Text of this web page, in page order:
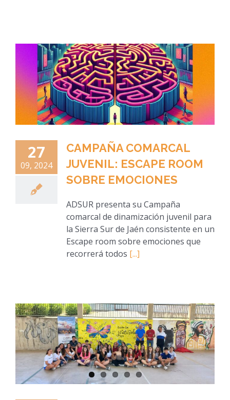
27
09, 2024
CAMPAÑA COMARCAL
JUVENIL: ESCAPE ROOM
SOBRE EMOCIONES
ADSUR presenta su Campaña
comarcal de dinamización juvenil para
la Sierra Sur de Jaén consistente en un
Escape room sobre emociones que
recorrerá todos [...]